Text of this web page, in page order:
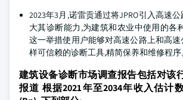
2023年3月,诺雷贡通过将JPRO引入高速
大其诊断能力,为建筑和农业中使用的各
这一举措使用户能够对高速公路上和高
样可信赖的诊断工具,精简保养和维修程序
建筑设备诊断市场调查报告包括对该
报道 根据2021年至2034年收入估计